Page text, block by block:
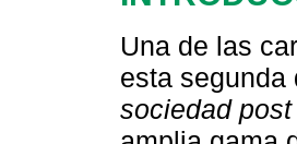
Una de las
esta segunda
sociedad